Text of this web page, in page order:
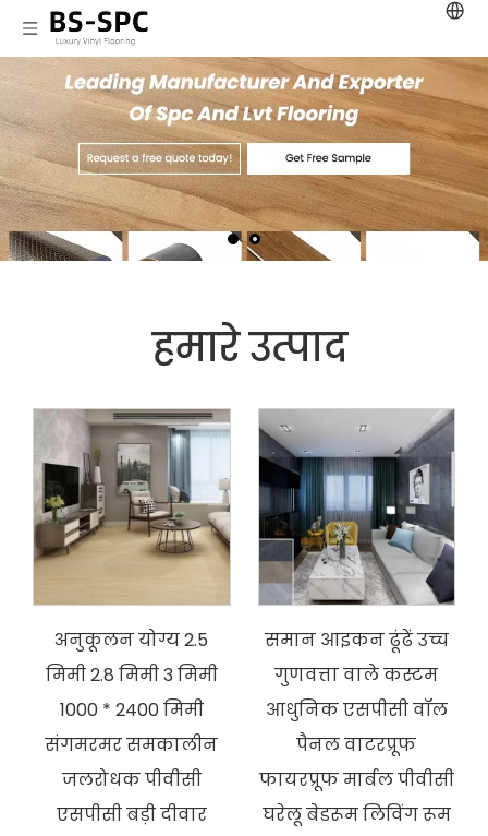
हमारे उत्पाद
अनुकूलन योग्य 2.5
मिमी 2.8 मिमी 3 मिमी
1000 * 2400 मिमी
संगमरमर समकालीन
जलरोधक पीवीसी
एसपीसी बड़ी दीवार
समान आइकन ढूंढें उच्च
गुणवत्ता वाले कस्टम
आधुनिक एसपीसी वॉल
पैनल वाटरप्रूफ
फायरप्रूफ मार्बल पीवीसी
घरेलू बेडरूम लिविंग रूम